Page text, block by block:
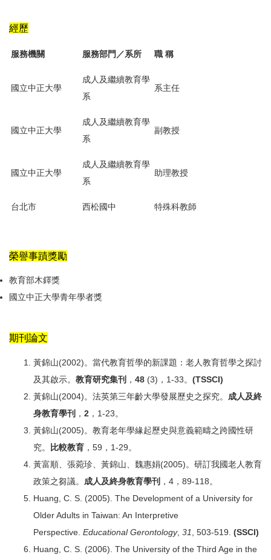
經歷
服務機關 服務部門／系所 職 稱
國立中正大學
成人及繼續教育學
系
系主任
國立中正大學
成人及繼續教育學
系
副教授
國立中正大學
成人及繼續教育學
系
助理教授
台北市 西松國中 特殊科教師
榮譽事蹟獎勵
教育部木鐸獎
國立中正大學青年學者獎
期刊論文
黃錦山(2002)。當代教育哲學的新課題：老人教育哲學之探討
及其啟示。 教育研究集刊 ， 48 (3)，1-33。 (TSSCI)
黃錦山(2004)。法英第三年齡大學發展歷史之探究。 成人及終
身教育學刊 ， 2 ，1-23。
黃錦山(2005)。教育老年學緣起歷史與意義範疇之跨國性研
究。
比較教育 ，59，1-29。
黃富順、張菀珍、黃錦山、魏惠娟(2005)。研訂我國老人教育
政策之芻議。 成人及終身教育學刊 ，4，89-118。
Huang, C. S. (2005). The Development of a University for
Older Adults in Taiwan: An Interpretive
Perspective. Educational Gerontology, 31 , 503-519. (SSCI)
Huang, C. S. (2006). The University of the Third Age in the